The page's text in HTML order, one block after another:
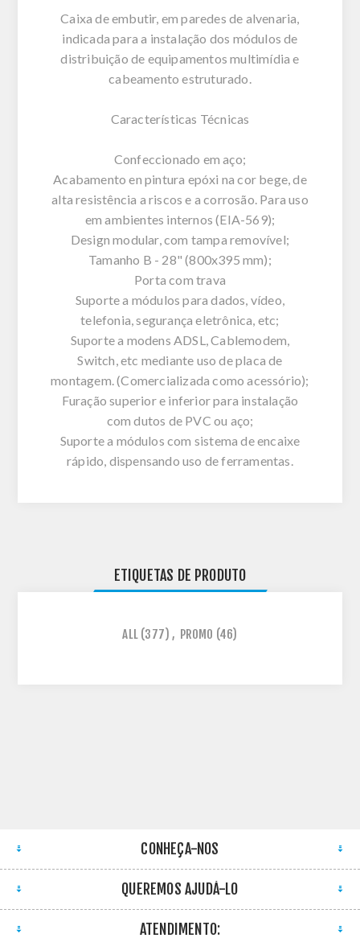
Caixa de embutir, em paredes de alvenaria,
indicada para a instalação dos módulos de
distribuição de equipamentos multimídia e
cabeamento estruturado.
Características Técnicas
Confeccionado em aço;
Acabamento en pintura epóxi na cor bege, de
alta resistência a riscos e a corrosão. Para uso
em ambientes internos (EIA-569);
Design modular, com tampa removível;
Tamanho B - 28" (800x395 mm);
Porta com trava
Suporte a módulos para dados, vídeo,
telefonia, segurança eletrônica, etc;
Suporte a modens ADSL, Cablemodem,
Switch, etc mediante uso de placa de
montagem. (Comercializada como acessório);
Furação superior e inferior para instalação
com dutos de PVC ou aço;
Suporte a módulos com sistema de encaixe
rápido, dispensando uso de ferramentas.
ETIQUETAS DE PRODUTO
ALL (377) , PROMO (46)
CONHEÇA-NOS
QUEREMOS AJUDÁ-LO
ATENDIMENTO: